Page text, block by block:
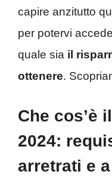
capire anzitutto
per potervi
quale sia il
ottenere.
Che cos’è
2024:
arretrati e